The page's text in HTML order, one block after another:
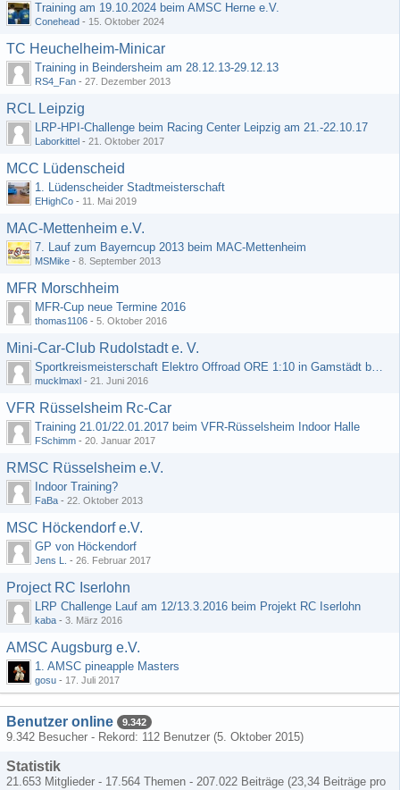
Training am 19.10.2024 beim AMSC Herne e.V.
Conehead - 15. Oktober 2024
TC Heuchelheim-Minicar
Training in Beindersheim am 28.12.13-29.12.13
RS4_Fan - 27. Dezember 2013
RCL Leipzig
LRP-HPI-Challenge beim Racing Center Leipzig am 21.-22.10.17
Laborkittel - 21. Oktober 2017
MCC Lüdenscheid
1. Lüdenscheider Stadtmeisterschaft
EHighCo - 11. Mai 2019
MAC-Mettenheim e.V.
7. Lauf zum Bayerncup 2013 beim MAC-Mettenheim
MSMike - 8. September 2013
MFR Morschheim
MFR-Cup neue Termine 2016
thomas1106 - 5. Oktober 2016
Mini-Car-Club Rudolstadt e. V.
Sportkreismeisterschaft Elektro Offroad ORE 1:10 in Gamstädt bei Erfurt, Outdoor mit Indoor Ausweichmöglichkeit!!!
mucklmaxl - 21. Juni 2016
VFR Rüsselsheim Rc-Car
Training 21.01/22.01.2017 beim VFR-Rüsselsheim Indoor Halle
FSchimm - 20. Januar 2017
RMSC Rüsselsheim e.V.
Indoor Training?
FaBa - 22. Oktober 2013
MSC Höckendorf e.V.
GP von Höckendorf
Jens L. - 26. Februar 2017
Project RC Iserlohn
LRP Challenge Lauf am 12/13.3.2016 beim Projekt RC Iserlohn
kaba - 3. März 2016
AMSC Augsburg e.V.
1. AMSC pineapple Masters
gosu - 17. Juli 2017
Benutzer online 9.342
9.342 Besucher - Rekord: 112 Benutzer (5. Oktober 2015)
Statistik
21.653 Mitglieder - 17.564 Themen - 207.022 Beiträge (23,34 Beiträge pro